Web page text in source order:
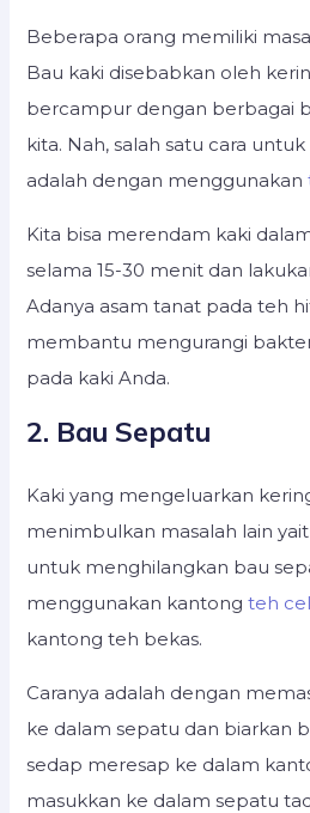
Beberapa orang memiliki
Bau kaki disebabkan oleh
bercampur dengan berbagai
kita. Nah, salah satu cara
adalah dengan menggunakan
Kita bisa merendam kaki
selama 15-30 menit dan
Adanya asam tanat pada teh
membantu mengurangi
pada kaki Anda.
2. Bau Sepatu
Kaki yang mengeluarkan
menimbulkan masalah lain
untuk menghilangkan bau
menggunakan kantongteh
kantong teh bekas.
Caranya adalah dengan
ke dalam sepatu dan biarkan
sedap meresap ke dalam
masukkan ke dalam sepatu